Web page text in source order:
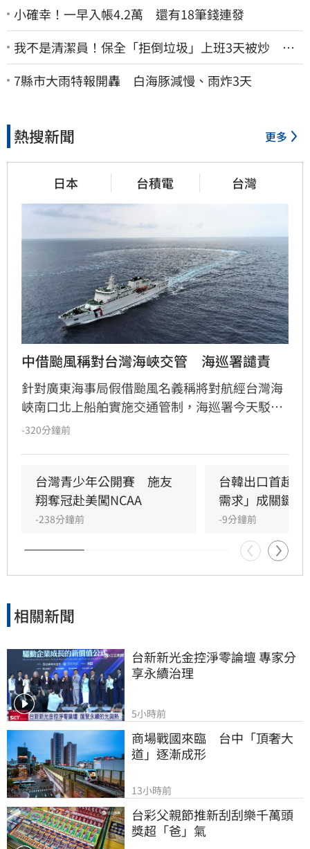
小確幸！一早入帳4.2萬 還有18筆錢連發
我不是清潔員！保全「拒倒垃圾」上班3天被炒 找
法院討公道結果出爐
7縣市大雨特報開轟 白海豚減慢、雨炸3天
熱搜新聞 更多
日本 台積電 台灣
中借颱風稱對台灣海峽交管　海巡署譴責
針對廣東海事局假借颱風名義稱將對航經台灣海
峽南口北上船舶實施交通管制，海巡署今天駁斥
中國無權在台灣海峽實施交通管制，並嚴厲譴
-320分鐘前
台灣青少年公開賽　施友
翔奪冠赴美闖NCAA
-238分鐘前
台韓出口首超
需求」成關鍵
-9分鐘前
相關新聞
台新新光金控淨零論壇 專家分
享永續治理
5小時前
商場戰國來臨　台中「頂奢大
道」逐漸成形
13小時前
台彩父親節推新刮刮樂千萬頭
獎超「爸」氣